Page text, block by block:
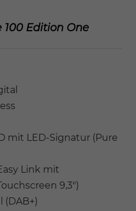
100 Edition One
mit LED-Signatur (Pure
Link mit
9,3")
(DAB+)